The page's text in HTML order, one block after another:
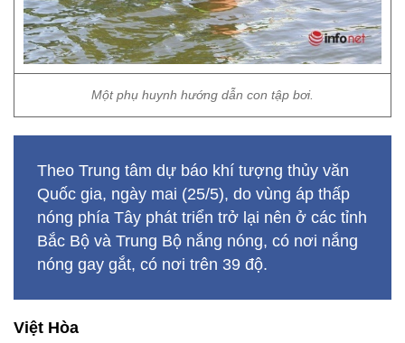
Một phụ huynh hướng dẫn con tập bơi.
Theo Trung tâm dự báo khí tượng thủy văn
Quốc gia, ngày mai (25/5), do vùng áp thấp
nóng phía Tây phát triển trở lại nên ở các tỉnh
Bắc Bộ và Trung Bộ nắng nóng, có nơi nắng
nóng gay gắt, có nơi trên 39 độ.
Việt Hòa